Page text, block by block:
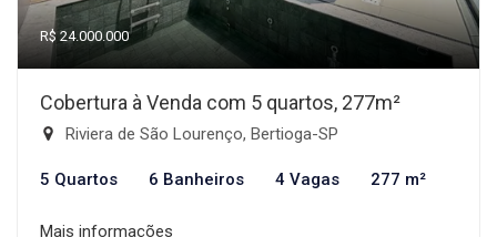
R$ 24.000.000
Cobertura à Venda com 5 quartos, 277m²
Riviera de São Lourenço, Bertioga-SP
5 Quartos 6 Banheiros 4 Vagas 277 m²
Mais informações